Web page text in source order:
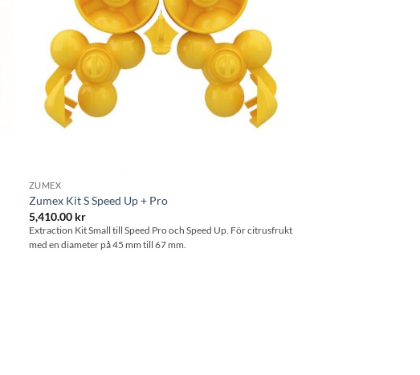
ZUMEX
Zumex Kit S Speed Up + Pro
5,410.00 kr
Extraction Kit Small till Speed Pro och Speed Up. För citrusfrukt
med en diameter på 45 mm till 67 mm.